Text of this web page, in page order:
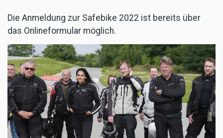
Die Anmeldung zur Safebike 2022 ist bereits über
das Onlineformular möglich.